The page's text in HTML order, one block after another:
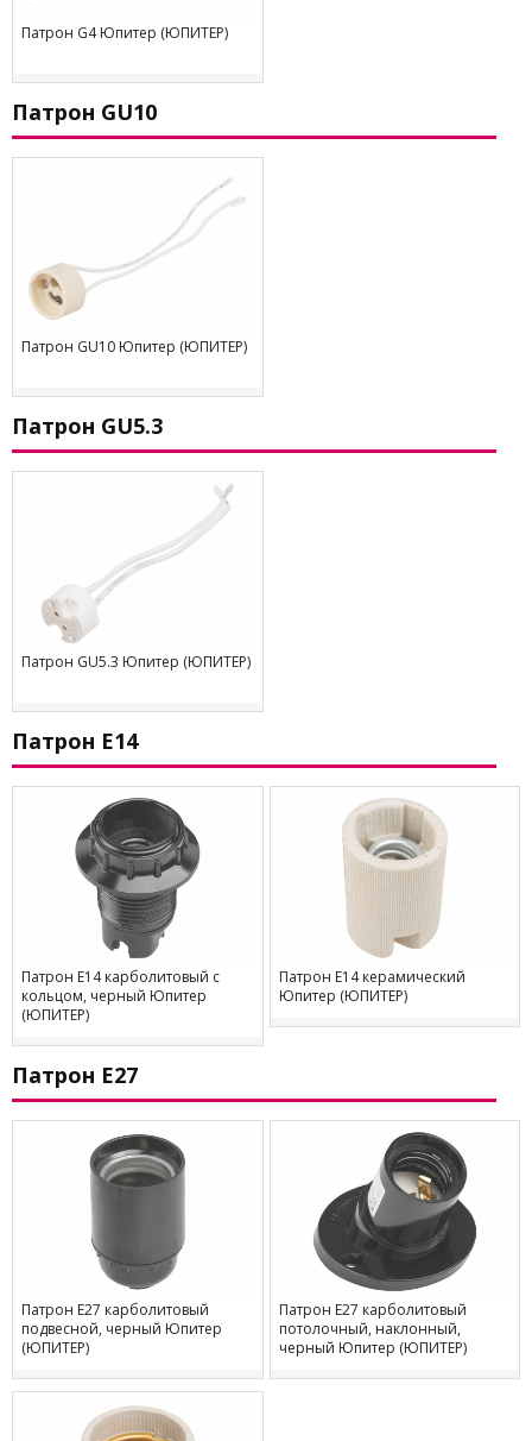
Патрон G4 Юпитер (ЮПИТЕР)
Патрон GU10
Патрон GU10 Юпитер (ЮПИТЕР)
Патрон GU5.3
Патрон GU5.3 Юпитер (ЮПИТЕР)
Патрон Е14
Патрон Е14 карболитовый с
кольцом, черный Юпитер
(ЮПИТЕР)
Патрон Е14 керамический
Юпитер (ЮПИТЕР)
Патрон Е27
Патрон Е27 карболитовый
подвесной, черный Юпитер
(ЮПИТЕР)
Патрон Е27 карболитовый
потолочный, наклонный,
черный Юпитер (ЮПИТЕР)